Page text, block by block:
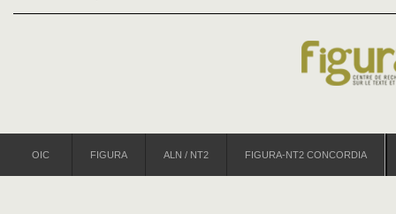
OIC FIGURA ALN / NT2 FIGURA-NT2 CONCORDIA